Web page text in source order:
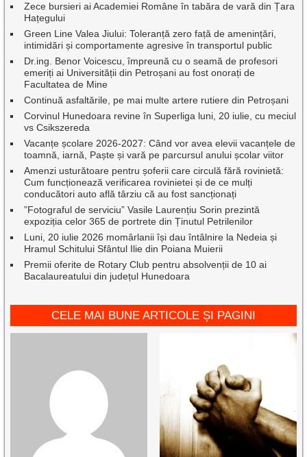
Zece bursieri ai Academiei Române în tabăra de vară din Țara
Hațegului
Green Line Valea Jiului: Toleranță zero față de amenințări,
intimidări și comportamente agresive în transportul public
Dr.ing. Benor Voicescu, împreună cu o seamă de profesori
emeriți ai Universității din Petroșani au fost onorați de
Facultatea de Mine
Continuă asfaltările, pe mai multe artere rutiere din Petroșani
Corvinul Hunedoara revine în Superliga luni, 20 iulie, cu meciul
vs Csikszereda
Vacanțe școlare 2026-2027: Când vor avea elevii vacanțele de
toamnă, iarnă, Paște și vară pe parcursul anului școlar viitor
Amenzi usturătoare pentru șoferii care circulă fără rovinietă:
Cum funcționează verificarea rovinietei și de ce mulți
conducători auto află târziu că au fost sancționați
”Fotograful de serviciu” Vasile Laurențiu Sorin prezintă
expoziția celor 365 de portrete din Ținutul Petrilenilor
Luni, 20 iulie 2026 momârlanii își dau întâlnire la Nedeia și
Hramul Schitului Sfântul Ilie din Poiana Muierii
Premii oferite de Rotary Club pentru absolvenții de 10 ai
Bacalaureatului din județul Hunedoara
CELE MAI BUNE ARTICOLE ȘI PAGINI